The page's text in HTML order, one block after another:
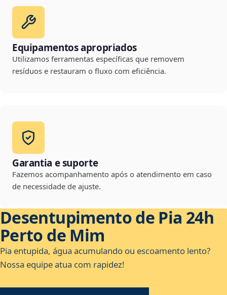
Equipamentos apropriados
Utilizamos ferramentas específicas que removem
resíduos e restauram o fluxo com eficiência.
Garantia e suporte
Fazemos acompanhamento após o atendimento em caso
de necessidade de ajuste.
Desentupimento de Pia 24h
Perto de Mim
Pia entupida, água acumulando ou escoamento lento?
Nossa equipe atua com rapidez!